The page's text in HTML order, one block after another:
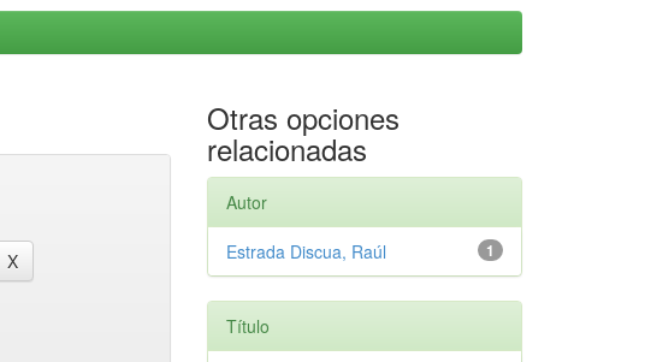
Otras opciones
relacionadas
Autor
1
Estrada Discua, Raúl
Título